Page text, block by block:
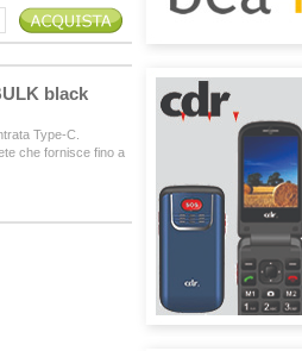
black
Type-C.
che fornisce fino a